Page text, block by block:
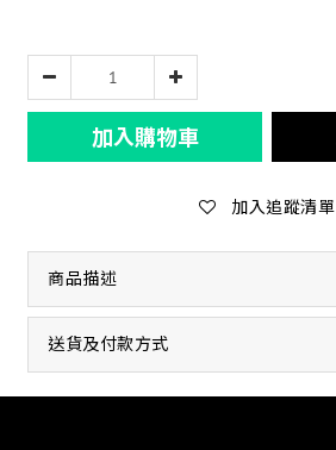
加入購物車
加入追蹤清單
商品描述
送貨及付款方式